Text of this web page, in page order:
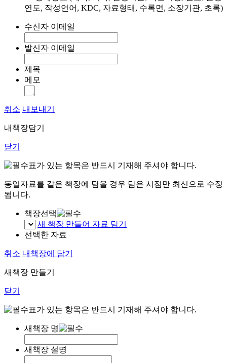
연도, 작성언어, KDC, 자료형태, 수록면, 소장기관, 초록)
수신자 이메일
발신자 이메일
제목
메모
취소 내보내기
내책장담기
닫기
표가 있는 항목은 반드시 기재해 주셔야 합니다.
동일자료를 같은 책장에 담을 경우 담은 시점만 최신으로 수정
됩니다.
책장선택
새 책장 만들어 자료 담기
선택한 자료
취소 내책장에 담기
새책장 만들기
닫기
표가 있는 항목은 반드시 기재해 주셔야 합니다.
새책장 명
새책장 설명